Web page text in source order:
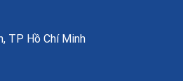
TP Hồ Chí Minh